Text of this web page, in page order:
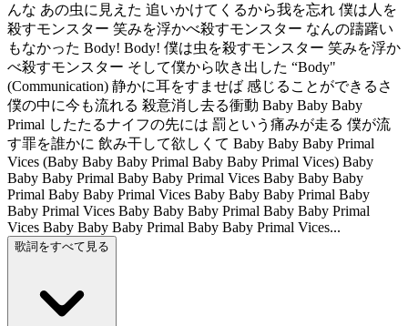
んな あの虫に見えた 追いかけてくるから我を忘れ 僕は人を
殺すモンスター 笑みを浮かべ殺すモンスター なんの躊躇い
もなかった Body! Body! 僕は虫を殺すモンスター 笑みを浮か
べ殺すモンスター そして僕から吹き出した “Body"
(Communication) 静かに耳をすませば 感じることができるさ
僕の中に今も流れる 殺意消し去る衝動 Baby Baby Baby
Primal したたるナイフの先には 罰という痛みが走る 僕が流
す罪を誰かに 飲み干して欲しくて Baby Baby Baby Primal
Vices (Baby Baby Baby Primal Baby Baby Primal Vices) Baby
Baby Baby Primal Baby Baby Primal Vices Baby Baby Baby
Primal Baby Baby Primal Vices Baby Baby Baby Primal Baby
Baby Primal Vices Baby Baby Baby Primal Baby Baby Primal
Vices Baby Baby Baby Primal Baby Baby Primal Vices...
歌詞をすべて見る